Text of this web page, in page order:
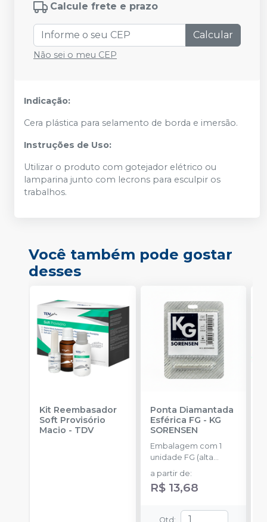
Calcule frete e prazo
Calcular
Não sei o meu CEP
Indicação:
Cera plástica para selamento de borda e imersão.
Instruções de Uso:
Utilizar o produto com gotejador elétrico ou
lamparina junto com lecrons para esculpir os
trabalhos.
Você também pode gostar
desses
Kit Reembasador
Soft Provisório
Macio - TDV
Ponta Diamantada
Esférica FG - KG
SORENSEN
Embalagem com 1
unidade FG (alta
rotação).
a partir de:
R$ 13,68
Qtd :